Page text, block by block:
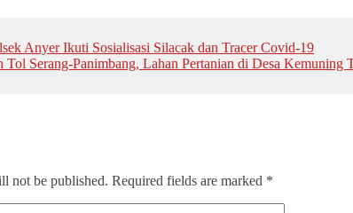
Anyer Ikuti Sosialisasi Silacak dan Tracer Covid-19
Tol Serang-Panimbang, Lahan Pertanian di Desa Kemuning
not be published. Required fields are marked *